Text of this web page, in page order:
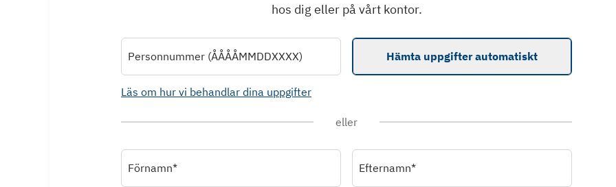
hos dig eller på vårt kontor.
Personnummer (ÅÅÅÅMMDDXXXX) Hämta uppgifter automatiskt
Läs om hur vi behandlar dina uppgifter
eller
Förnamn* Efternamn*